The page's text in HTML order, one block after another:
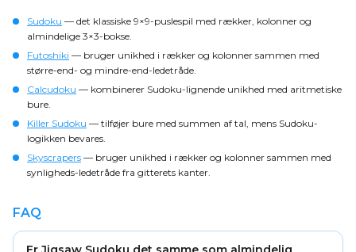
Sudoku — det klassiske 9×9-puslespil med rækker, kolonner og
almindelige 3×3-bokse.
Futoshiki — bruger unikhed i rækker og kolonner sammen med
større-end- og mindre-end-ledetråde.
Calcudoku — kombinerer Sudoku-lignende unikhed med aritmetiske
bure.
Killer Sudoku — tilføjer bure med summen af tal, mens Sudoku-
logikken bevares.
Skyscrapers — bruger unikhed i rækker og kolonner sammen med
synligheds-ledetråde fra gitterets kanter.
FAQ